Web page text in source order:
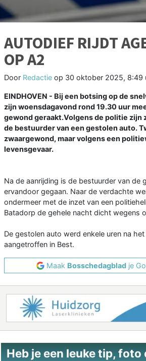
AUTODIEF RIJDT
OP A2
Door Redactie op 30 oktober 2025, 8:49
EINDHOVEN - Bij een botsing op de
zijn woensdagavond rond 19.30 uur
gewond geraakt.Volgens de politie zijn
de bestuurder van een gestolen auto.
zwaargewond, maar volgens een
levensgevaar.
Na de aanrijding is de bestuurder van de
ervandoor gegaan. Naar de verdachte
ondermeer met de inzet van een
Batadorp de gehele nacht dicht wegens
De gestolen auto werd enkele uren na
aangetroffen in Best.
Maak Bosschedagblad je
Heb je een leuke tip, foto